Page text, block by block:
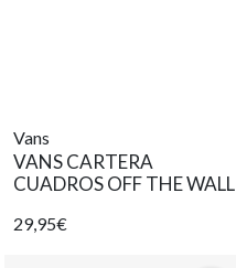
Vans
VANS CARTERA
CUADROS OFF THE WALL
29,95€